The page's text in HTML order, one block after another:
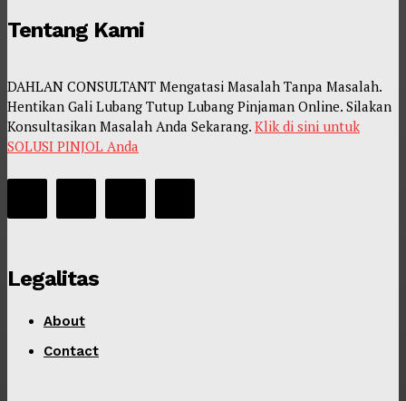
Tentang Kami
DAHLAN CONSULTANT Mengatasi Masalah Tanpa Masalah.
Hentikan Gali Lubang Tutup Lubang Pinjaman Online. Silakan
Konsultasikan Masalah Anda Sekarang. Klik di sini untuk
SOLUSI PINJOL Anda
Legalitas
About
Contact